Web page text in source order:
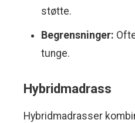
støtte.
Begrensninger:
tunge.
Hybridmadrass
Hybridmadrasser